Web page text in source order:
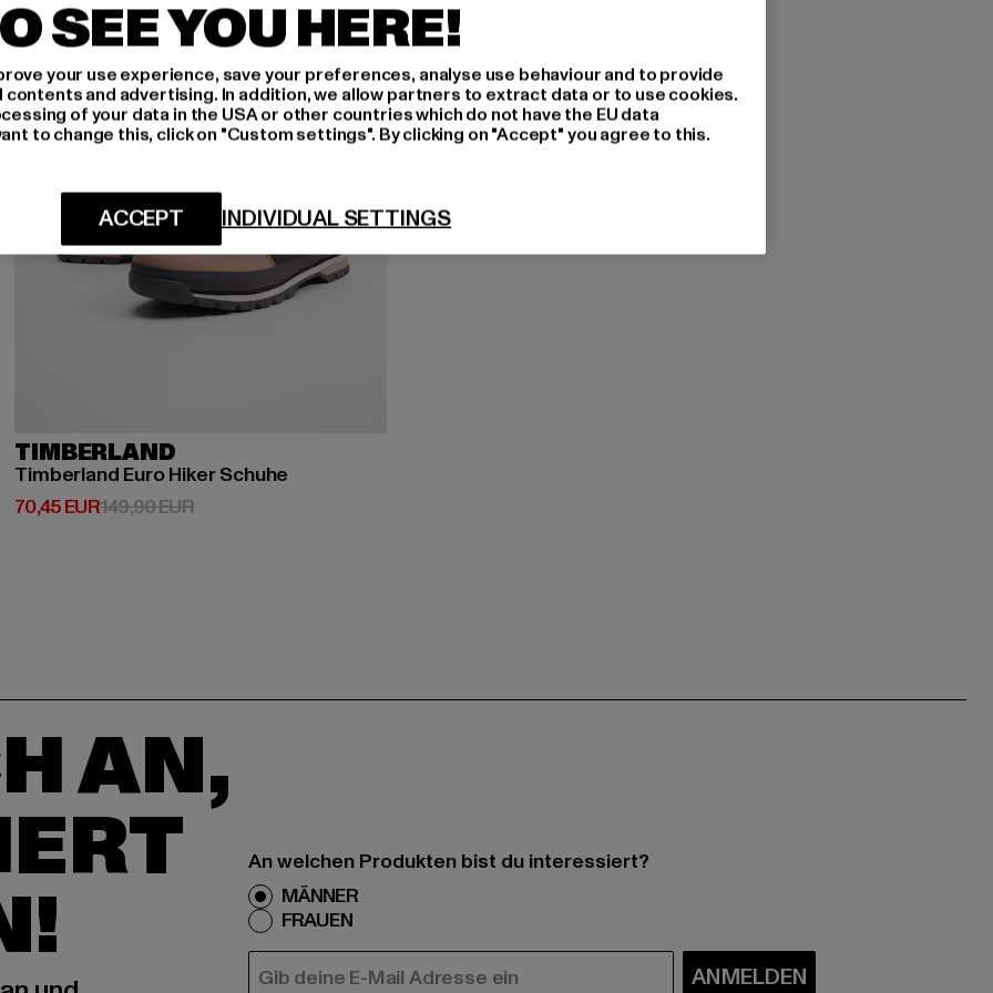
TIMBERLAND
Timberland Euro Hiker Schuhe
70,45 EUR
Derzeitiger Preis: 70,45 EUR
149,90 EURAktionspreis: 149,90 EUR
AN,
An welchen Produkten bist du interessiert?
MÄNNER
FRAUEN
E-MAIL ANMELDEN
SEE YOU HERE!
your use experience, save your preferences, analyse use behaviour and to provide
and advertising. In addition, we allow partners to extract data or to use cookies.
of your data in the USA or other countries which do not have the EU data
to change this, click on "Custom settings". By clicking on "Accept" you agree to this.
INDIVIDUAL SETTINGS
ACCEPT